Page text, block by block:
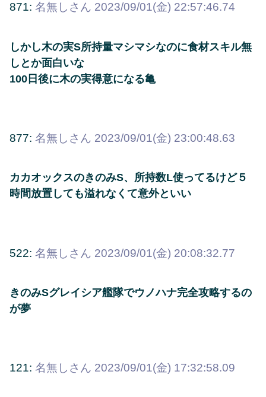
871: 名無しさん 2023/09/01(金) 22:57:46.74
しかし木の実S所持量マシマシなのに食材スキル無
しとか面白いな
100日後に木の実得意になる亀
877: 名無しさん 2023/09/01(金) 23:00:48.63
カカオックスのきのみS、所持数L使ってるけど５
時間放置しても溢れなくて意外といい
522: 名無しさん 2023/09/01(金) 20:08:32.77
きのみSグレイシア艦隊でウノハナ完全攻略するの
が夢
121: 名無しさん 2023/09/01(金) 17:32:58.09